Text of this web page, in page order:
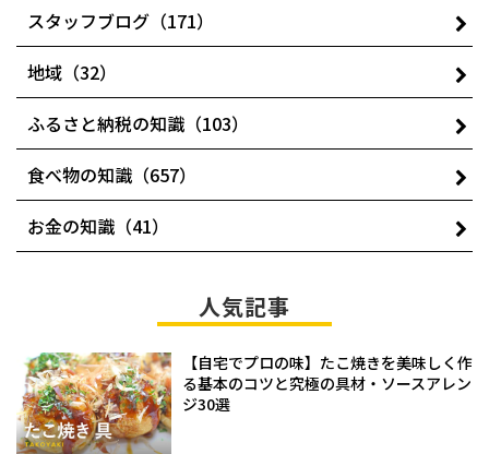
スタッフブログ（171）
地域（32）
ふるさと納税の知識（103）
食べ物の知識（657）
お金の知識（41）
人気記事
【自宅でプロの味】たこ焼きを美味しく作
る基本のコツと究極の具材・ソースアレン
ジ30選